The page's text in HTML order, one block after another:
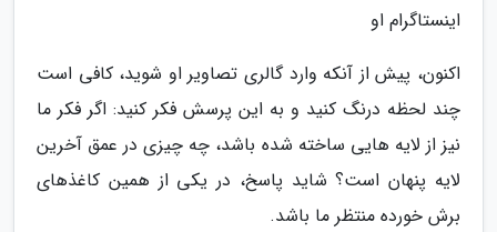
اینستاگرام او
اکنون، پیش از آنکه وارد گالری تصاویر او شوید، کافی است
چند لحظه درنگ کنید و به این پرسش فکر کنید: اگر فکر ما
نیز از لایه هایی ساخته شده باشد، چه چیزی در عمق آخرین
لایه پنهان است؟ شاید پاسخ، در یکی از همین کاغذهای
برش خورده منتظر ما باشد.